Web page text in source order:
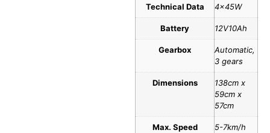
Technical Data 4x45W
Battery 12V10Ah
Gearbox
Automatic,
3 gears
Dimensions
138cm x
59cm x
57cm
Max. Speed 5-7km/h